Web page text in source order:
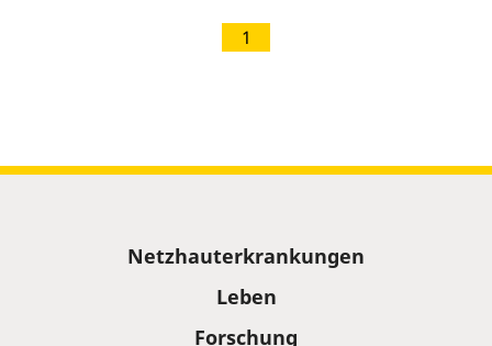
1
Netzhauterkrankungen
Leben
Forschung